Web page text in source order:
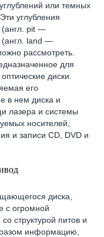
или темных
углубления
(англ. pit —
(англ. land —
рассмотреть.
для
диски.
его
в нем диска и
лазера и системы
носителей,
и записи CD, DVD и
диска,
с огромной
структурой питов и
информацию,